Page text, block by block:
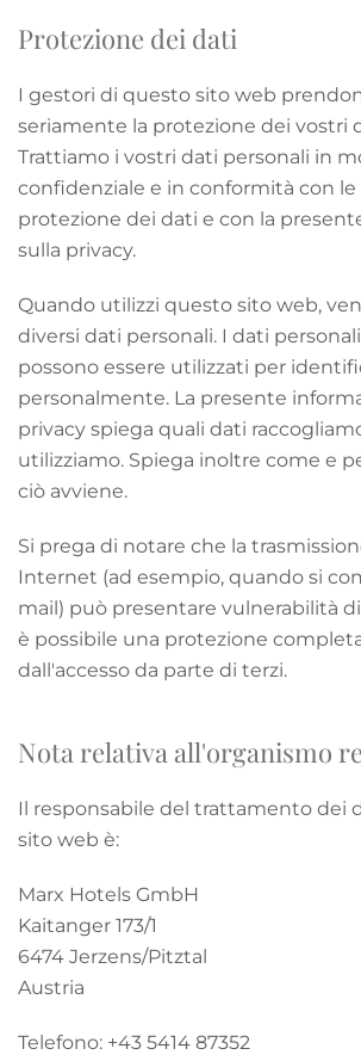
Protezione dei dati
I gestori di questo sito web
seriamente la protezione dei vostri
Trattiamo i vostri dati personali in
confidenziale e in conformità con
protezione dei dati e con la
sulla privacy.
Quando utilizzi questo sito web,
diversi dati personali. I dati
possono essere utilizzati per
personalmente. La presente
privacy spiega quali dati
utilizziamo. Spiega inoltre come e
ciò avviene.
Si prega di notare che la
Internet (ad esempio, quando si
mail) può presentare vulnerabilità
è possibile una protezione
dall'accesso da parte di terzi.
Nota relativa all'organismo
Il responsabile del trattamento dei
sito web è:
Marx Hotels GmbH
Kaitanger 173/1
6474 Jerzens/Pitztal
Austria
Telefono: +43 5414 87352